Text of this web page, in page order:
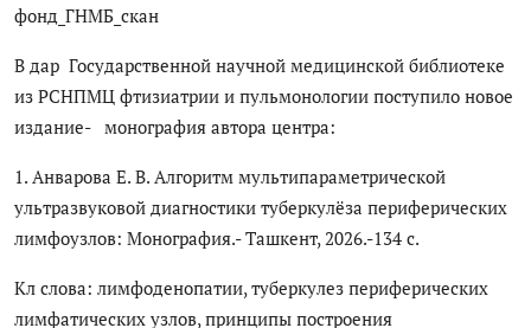
Статистика
Проблемы Арала
Антикоррупция
Русский
фонд_ГНМБ_скан
В дар Государственной научной медицинской библиотеке
из РСНПМЦ фтизиатрии и пульмонологии поступило новое
издание- монография автора центра:
1. Анварова Е. В. Алгоритм мультипараметрической
ультразвуковой диагностики туберкулёза периферических
лимфоузлов: Монография.- Ташкент, 2026.-134 с.
Кл слова: лимфоденопатии, туберкулез периферических
лимфатических узлов, принципы построения